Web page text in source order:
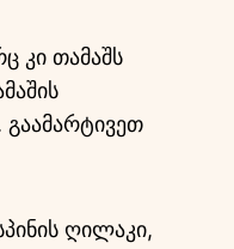
კი თამაშს
ღილაკი,